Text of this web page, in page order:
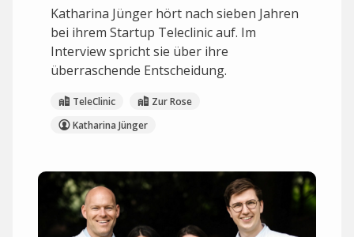
Katharina Jünger hört nach sieben Jahren
bei ihrem Startup Teleclinic auf. Im
Interview spricht sie über ihre
überraschende Entscheidung.
TeleClinic
Zur Rose
Katharina Jünger